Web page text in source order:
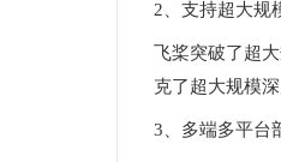
2、支持超大规
飞桨突破了超
克了超大规模
3、多端多平台